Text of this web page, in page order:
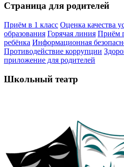
Страница для родителей
Приём в 1 класс Оценка качества
образования Горячая линия Приём
ребёнка Информационная
Противодействие коррупции
приложение для родителей
Школьный театр